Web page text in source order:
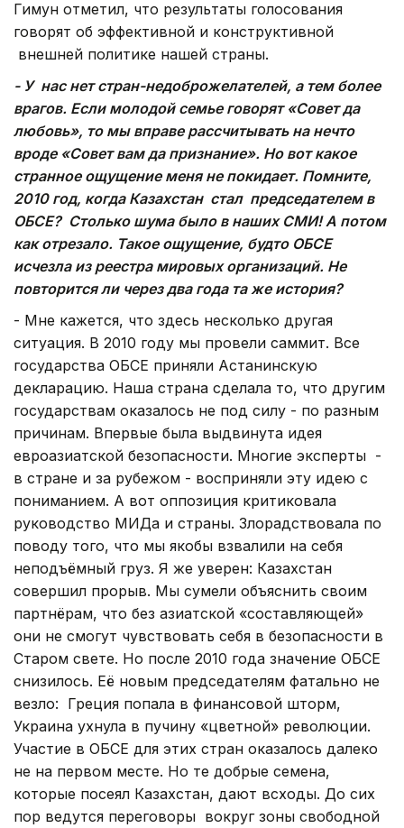
Гимун отметил, что результаты голосования
говорят об эффективной и конструктивной
внешней политике нашей страны.
- У нас нет стран-недоброжелателей, а тем более
врагов. Если молодой семье говорят «Совет да
любовь», то мы вправе рассчитывать на нечто
вроде «Совет вам да признание». Но вот какое
странное ощущение меня не покидает. Помните,
2010 год, когда Казахстан стал председателем в
ОБСЕ? Столько шума было в наших СМИ! А потом
как отрезало. Такое ощущение, будто ОБСЕ
исчезла из реестра мировых организаций. Не
повторится ли через два года та же история?
- Мне кажется, что здесь несколько другая
ситуация. В 2010 году мы провели саммит. Все
государства ОБСЕ приняли Астанинскую
декларацию. Наша страна сделала то, что другим
государствам оказалось не под силу - по разным
причинам. Впервые была выдвинута идея
евроазиатской безопасности. Многие эксперты -
в стране и за рубежом - восприняли эту идею с
пониманием. А вот оппозиция критиковала
руководство МИДа и страны. Злорадствовала по
поводу того, что мы якобы взвалили на себя
неподъёмный груз. Я же уверен: Казахстан
совершил прорыв. Мы сумели объяснить своим
партнёрам, что без азиатской «составляющей»
они не смогут чувствовать себя в безопасности в
Старом свете. Но после 2010 года значение ОБСЕ
снизилось. Её новым председателям фатально не
везло: Греция попала в финансовой шторм,
Украина ухнула в пучину «цветной» революции.
Участие в ОБСЕ для этих стран оказалось далеко
не на первом месте. Но те добрые семена,
которые посеял Казахстан, дают всходы. До сих
пор ведутся переговоры вокруг зоны свободной